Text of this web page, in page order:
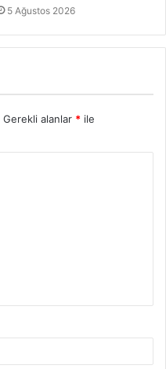
5 Ağustos 2026
Gerekli alanlar * ile